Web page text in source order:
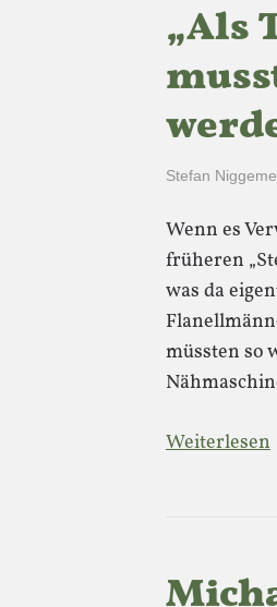
„Als
Stefan
Wenn es
früheren
was da
müssten so
Weiterlesen